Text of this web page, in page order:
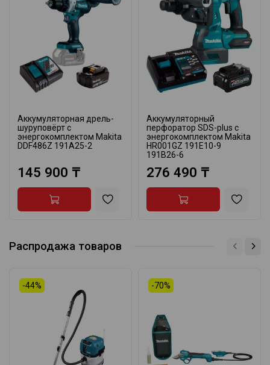
Аккумуляторная дрель-
шуруповёрт с
энергокомплектом Makita
DDF486Z 191A25-2
145 900 ₸
Аккумуляторный
перфоратор SDS-plus с
энергокомплектом Makita
HR001GZ 191E10-9
191B26-6
276 490 ₸
Распродажа товаров
-44% -70%